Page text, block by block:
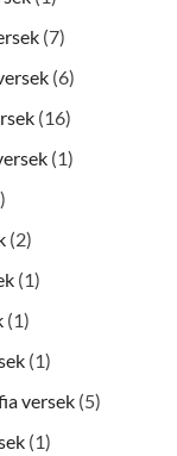
(7)
(6)
(16)
(1)
(2)
(1)
(1)
(1)
versek (5)
(1)